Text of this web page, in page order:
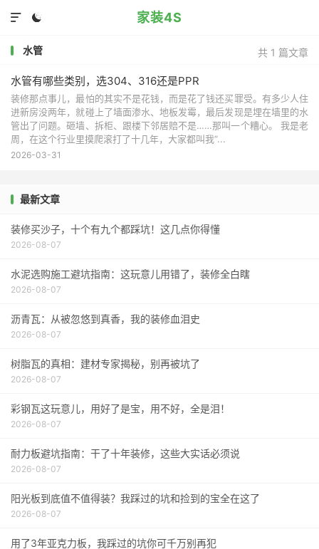
家装4S


共 1 篇文章
水管
水管有哪些类别，选304、316还是PPR
装修那点事儿，最怕的其实不是花钱，而是花了钱还买罪受。有多少人住
进新房没两年，就碰上了墙面渗水、地板发霉，最后发现是埋在墙里的水
管出了问题。砸墙、拆柜、跟楼下邻居赔不是……那叫一个糟心。 我是老
周，在这个行业里摸爬滚打了十几年，大家都叫我“...
2026-03-31
最新文章
装修买沙子，十个有九个都踩坑！这几点你得懂
2026-08-07
水泥选购施工避坑指南：这玩意儿用错了，装修全白瞎
2026-08-07
沥青瓦：从被忽悠到真香，我的装修血泪史
2026-08-07
树脂瓦的真相：建材专家揭秘，别再被坑了
2026-08-07
彩钢瓦这玩意儿，用好了是宝，用不好，全是泪！
2026-08-07
耐力板避坑指南：干了十年装修，这些大实话必须说
2026-08-07
阳光板到底值不值得装？我踩过的坑和捡到的宝全在这了
2026-08-07
用了3年亚克力板，我踩过的坑你可千万别再犯